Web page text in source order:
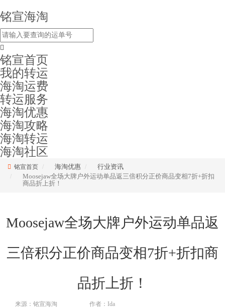
铭宣海淘
铭宣首页
我的转运
海淘运费
转运服务
海淘优惠
海淘攻略
海淘转运
海淘社区
铭宣首页 海淘优惠
行业资讯
Moosejaw全场大牌户外运动单品返三倍积分正价商品变相7折+折扣
商品折上折！
Moosejaw全场大牌户外运动单品返
三倍积分正价商品变相7折+折扣商
品折上折！
来源：铭宣海淘
作者：Ida